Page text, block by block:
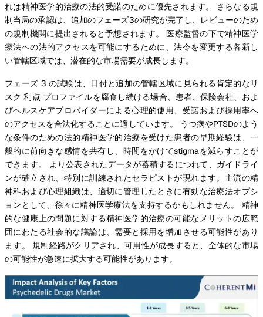
れは精神医学的治療の法的受諾のために優先されます。 さらなる規
制当局の承認は、追加のフェーズ3の研究が完了し、レビューのため
の規制機関に提出されると予想されます。 医療監督の下で精神医学
療法への法的アクセスを可能にするために、法令を変更する各新し
い管轄区域では、潜在的な市場需要が成長します。
フェーズ 3 の試験は、日付と追加の管轄区域に見られる肯定的なリ
スク 利点 プロファイルを腐食し続ける場合、患者、保険会社、およ
びヘルスケアプロバイダーによる心理的使用、受諾および採用率へ
のアクセスを合法化することに適しています。 うつ病やPTSDのよう
な条件のための法的精神医学的治療を受けた患者の早期経験は、一
般的に前向きな感情を共有し、時間をかけてstigmaを減らすことが
できます。 より公表されたデータが蓄積するにつれて、ガイドライ
ンが確立され、特別に訓練されたセラピストが現れます。主流の精
神科および心理組織は、適切に管理したときに有効な治療法オプシ
ョンとして、徐々に精神医学療法を支持するかもしれません。 精神
的な健康上の問題に対する精神医学的治療の可能なメリットの広範
囲にわたる社会的な議論は、需要と採用を増加させる可能性があり
ます。 規制経路がクリアされ、可用性が成長すると、全体的な市場
の可能性が急速に拡大する可能性があります。